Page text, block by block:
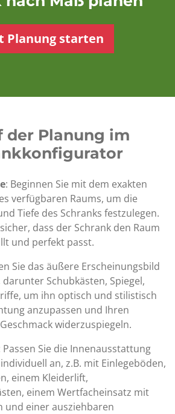
Planung starten
der Planung im
: Beginnen Sie mit dem exakten
verfügbaren Raums, um die
Tiefe des Schranks festzulegen.
dass der Schrank den Raum
und perfekt passt.
Sie das äußere Erscheinungsbild
darunter Schubkästen, Spiegel,
um ihn optisch und stilistisch
anzupassen und Ihren
widerzuspiegeln.
Passen Sie die Innenausstattung
an, z.B. mit Einlegeböden,
einem Kleiderlift,
einem Wertfacheinsatz mit
und einer ausziehbaren